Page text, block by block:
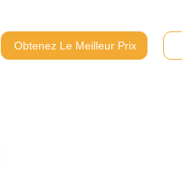
Obtenez Le Meilleur Prix